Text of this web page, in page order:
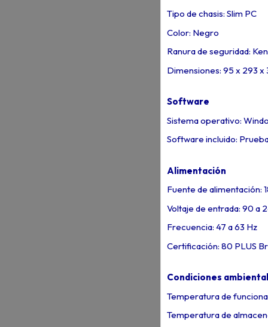
Tipo de chasis: Slim PC
Color: Negro
Ranura de seguridad:
Dimensiones: 95 x 293 x
Software
Sistema operativo:
Software incluido:
Alimentación
Fuente de alimentación:
Voltaje de entrada: 90 a
Frecuencia: 47 a 63 Hz
Certificación: 80 PLUS
Condiciones
Temperatura de
Temperatura de